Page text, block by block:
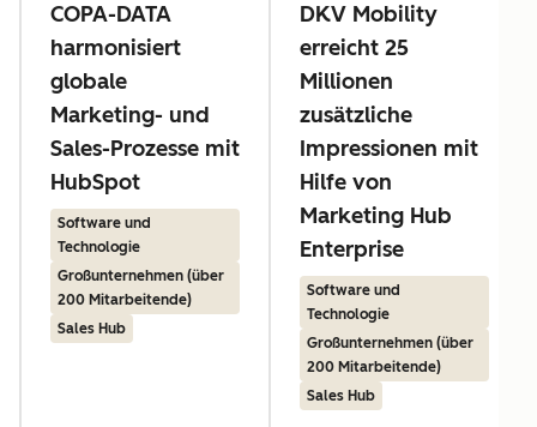
COPA-DATA
harmonisiert
globale
Marketing- und
Sales-Prozesse mit
HubSpot
Software und
Technologie
Großunternehmen (über
200 Mitarbeitende)
Sales Hub
DKV Mobility
erreicht 25
Millionen
zusätzliche
Impressionen mit
Hilfe von
Marketing Hub
Enterprise
Software und
Technologie
Großunternehmen (über
200 Mitarbeitende)
Sales Hub